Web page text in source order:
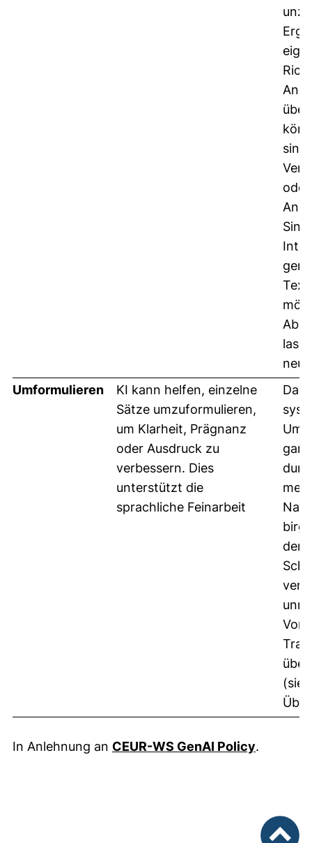
sind
oder
neu
Umformulieren
KI kann helfen, einzelne
Sätze umzuformulieren,
um Klarheit, Prägnanz
oder Ausdruck zu
verbessern. Dies
unterstützt die
sprachliche Feinarbeit
Das
den
In Anlehnung an CEUR-WS GenAI Policy.